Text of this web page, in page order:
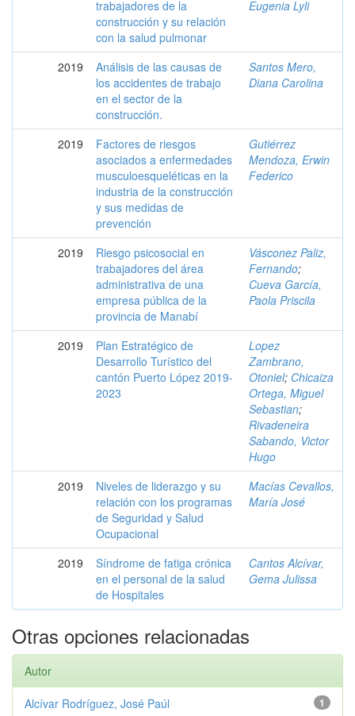
trabajadores de la
construcción y su relación
con la salud pulmonar
Eugenia Lyli
2019
Análisis de las causas de
los accidentes de trabajo
en el sector de la
construcción.
Santos Mero,
Diana Carolina
2019
Factores de riesgos
asociados a enfermedades
musculoesqueléticas en la
industria de la construcción
y sus medidas de
prevención
Gutiérrez
Mendoza, Erwin
Federico
2019
Riesgo psicosocial en
trabajadores del área
administrativa de una
empresa pública de la
provincia de Manabí
Vásconez Paliz,
Fernando;
Cueva García,
Paola Priscila
2019
Plan Estratégico de
Desarrollo Turístico del
cantón Puerto López 2019-
2023
Lopez
Zambrano,
Otoniel; Chicaiza
Ortega, Miguel
Sebastian;
Rivadeneira
Sabando, Victor
Hugo
2019
Niveles de liderazgo y su
relación con los programas
de Seguridad y Salud
Ocupacional
Macías Cevallos,
María José
2019
Síndrome de fatiga crónica
en el personal de la salud
de Hospitales
Cantos Alcívar,
Gema Julissa
Otras opciones relacionadas
Autor
1
Alcívar Rodríguez, José Paúl